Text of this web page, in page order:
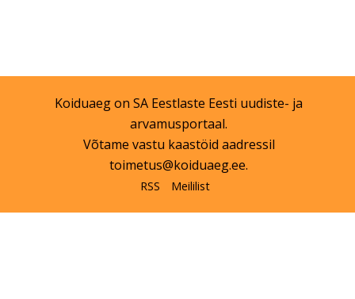
Koiduaeg on SA Eestlaste Eesti uudiste- ja
arvamusportaal.
Võtame vastu kaastöid aadressil
toimetus@koiduaeg.ee.
RSS Meililist